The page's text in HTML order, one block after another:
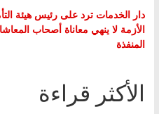
دار الخدمات ترد على رئيس هيئة
الأزمة لا ينهي معاناة أصحاب
المنفذة
الأكثر قراءة